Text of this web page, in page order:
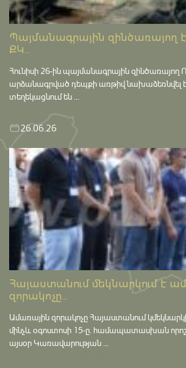
Պայմանագրային զինծառայող
ՔԿ...
Հունիսի 26-ին պայմանագրային զինծառայող
արձանագրված դեպքի առթիվ նախաձեռնվել է
տեղեկացնում են ...
26.06.26
Հայաստանում մեկնարկում է
զորակոչը...
Ամառային զորակոչը Հայաստանում
մինչև օգոստոսի 15-ը․ համապատասխան
այսօր Կառավարության ...